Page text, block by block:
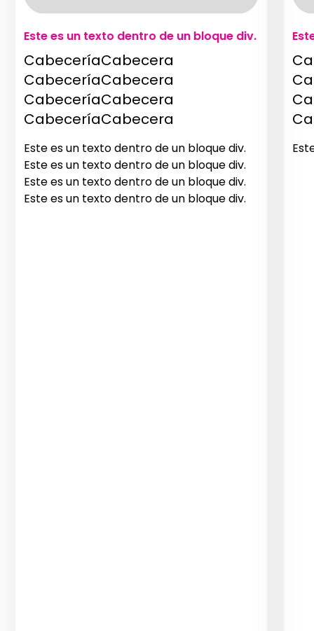
Este es un texto dentro de un bloque div.
CabeceríaCabecera
CabeceríaCabecera
CabeceríaCabecera
CabeceríaCabecera
Este es un texto dentro de un bloque div.
Este es un texto dentro de un bloque div.
Este es un texto dentro de un bloque div.
Este es un texto dentro de un bloque div.